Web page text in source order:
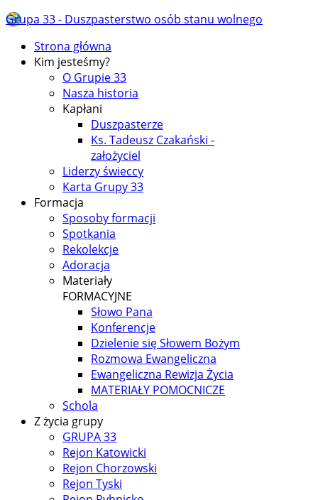
Grupa 33 - Duszpasterstwo osób stanu wolnego
Strona główna
Kim jesteśmy?
O Grupie 33
Nasza historia
Kapłani
Duszpasterze
Ks. Tadeusz Czakański -
założyciel
Liderzy świeccy
Karta Grupy 33
Formacja
Sposoby formacji
Spotkania
Rekolekcje
Adoracja
Materiały
FORMACYJNE
Słowo Pana
Konferencje
Dzielenie się Słowem Bożym
Rozmowa Ewangeliczna
Ewangeliczna Rewizja Życia
MATERIAŁY POMOCNICZE
Schola
Z życia grupy
GRUPA 33
Rejon Katowicki
Rejon Chorzowski
Rejon Tyski